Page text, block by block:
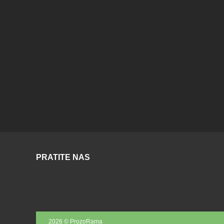
PRATITE NAS
2026 © ProzoRama